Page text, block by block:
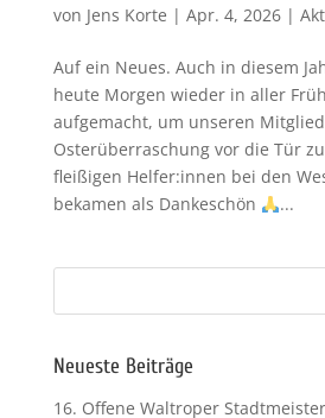
von Jens Korte | Apr. 4, 2026|
Auf ein Neues. Auch in diesem
heute Morgen wieder in aller
aufgemacht, um unseren
Osterüberraschung vor die Tür
fleißigen Helfer:innen bei den
bekamen als Dankeschön
...
Neueste Beiträge
16. Offene Waltroper